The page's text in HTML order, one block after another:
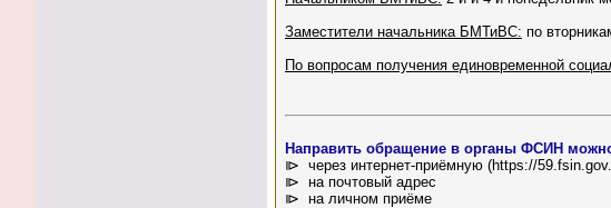
Заместители начальника БМТиВС: по
По вопросам получения единовременной
Направить обращение в органы ФСИН
⧐ через интернет-приёмную (https://
⧐ на почтовый адрес
⧐ на личном приёме